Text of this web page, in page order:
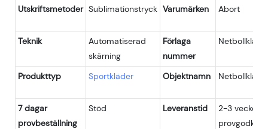
Utskriftsmetoder Sublimationstryck Varumärken Abort
Teknik
Automatiserad
skärning
Förlaga
nummer
Produkttyp Sportkläder Objektnamn
7 dagar
provbeställning
Stöd Leveranstid
2-3 veckor